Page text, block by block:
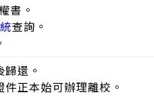
書。
查詢。
還。
正本始可辦理離校。